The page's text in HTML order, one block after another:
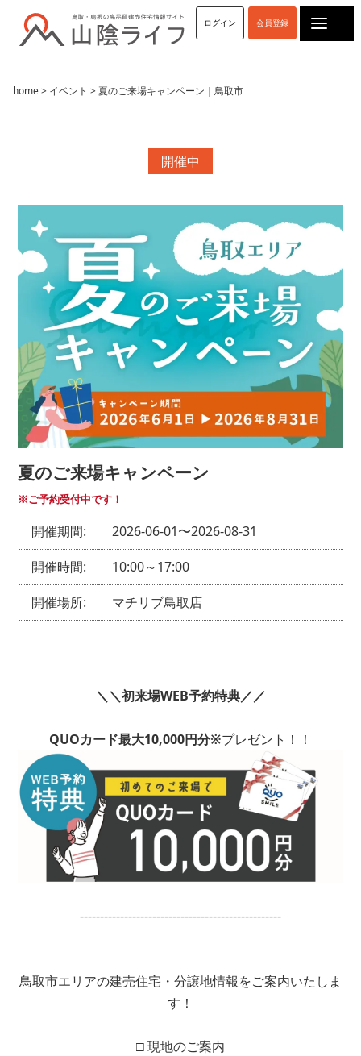
ログイン 会員登録
home> イベント > 夏のご来場キャンペーン｜鳥取市
開催中
夏のご来場キャンペーン
※ご予約受付中です！
開催期間:
2026-06-01〜2026-08-31
開催時間:
10:00～17:00
開催場所:
マチリブ鳥取店
＼＼初来場WEB予約特典／／
QUOカード最大10,000円分※プレゼント！！
--------------------------------------------------
鳥取市エリアの建売住宅・分譲地情報をご案内いたしま
す！
□ 現地のご案内